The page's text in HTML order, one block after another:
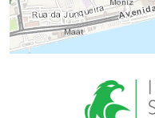
Imagem